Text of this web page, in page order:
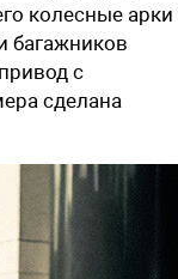
колесные арки
багажников
с
сделана